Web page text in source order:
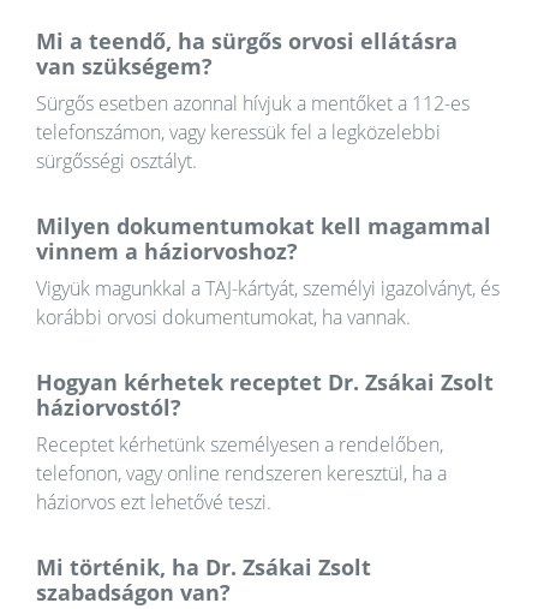
Mi a teendő, ha sürgős orvosi ellátásra
van szükségem?
Sürgős esetben azonnal hívjuk a mentőket a 112-es
telefonszámon, vagy keressük fel a legközelebbi
sürgősségi osztályt.
Milyen dokumentumokat kell magammal
vinnem a háziorvoshoz?
Vigyük magunkkal a TAJ-kártyát, személyi igazolványt, és
korábbi orvosi dokumentumokat, ha vannak.
Hogyan kérhetek receptet Dr. Zsákai Zsolt
háziorvostól?
Receptet kérhetünk személyesen a rendelőben,
telefonon, vagy online rendszeren keresztül, ha a
háziorvos ezt lehetővé teszi.
Mi történik, ha Dr. Zsákai Zsolt
szabadságon van?